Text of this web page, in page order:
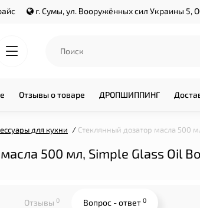
г. Сумы, ул. Вооружённых сил Украины 5,
Отзывы о товаре ДРОПШИППИНГ
для кухни Стеклянный дозатор масла 500
500 мл, Simple Glass Oil
Отзывы 0 Вопрос - ответ 0